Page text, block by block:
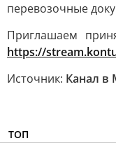
перевозочные
Приглашаем
https://
Источник: Канал в
ТОП